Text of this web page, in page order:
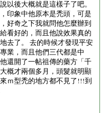
以後大概就是這樣子了吧。
印象中他原本是禿頭，可是
好奇之下我就問他怎麼辦到
看好的，而且他說效果真的
去了。 去的時候才發現平安
業，而且他們三代都是中
還開了一帖祖傳的藥方「千
概才兩個多月，頭髮就明顯
ｍ型禿的地方都不見了!!!到